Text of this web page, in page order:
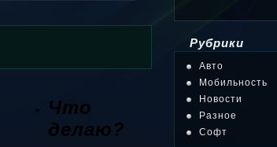
Рубрики
Авто
Мобильность
Новости
Разное
Софт
Что
делаю?